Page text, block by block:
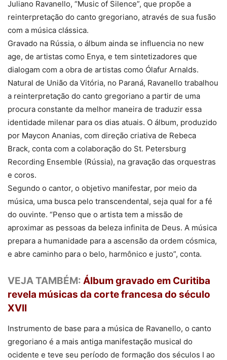
Juliano Ravanello, “Music of Silence”, que propõe a
reinterpretação do canto gregoriano, através de sua fusão
com a música clássica.
Gravado na Rússia, o álbum ainda se influencia no new
age, de artistas como Enya, e tem sintetizadores que
dialogam com a obra de artistas como Ólafur Arnalds.
Natural de União da Vitória, no Paraná, Ravanello trabalhou
a reinterpretação do canto gregoriano a partir de uma
procura constante da melhor maneira de traduzir essa
identidade milenar para os dias atuais. O álbum, produzido
por Maycon Ananias, com direção criativa de Rebeca
Brack, conta com a colaboração do St. Petersburg
Recording Ensemble (Rússia), na gravação das orquestras
e coros.
Segundo o cantor, o objetivo manifestar, por meio da
música, uma busca pelo transcendental, seja qual for a fé
do ouvinte. “Penso que o artista tem a missão de
aproximar as pessoas da beleza infinita de Deus. A música
prepara a humanidade para a ascensão da ordem cósmica,
e abre caminho para o belo, harmônico e justo”, conta.
VEJA TAMBÉM: Álbum gravado em Curitiba
revela músicas da corte francesa do século
XVII
Instrumento de base para a música de Ravanello, o canto
gregoriano é a mais antiga manifestação musical do
ocidente e teve seu período de formação dos séculos I ao